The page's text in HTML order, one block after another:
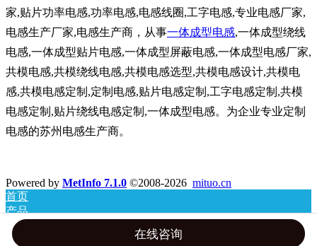
家,贴片功率电感,功率电感,电感线圈,工字电感,专业电感厂家,
电感生产厂家,电感生产商，从事一体成型电感,一体成型绕线
电感,一体成型贴片电感,一体成型屏蔽电感,一体成型电感厂家,
共模电感,共模绕线电感,共模电感选型,共模电感设计,共模电
感,共模电感定制,定制电感,贴片电感定制,工字电感定制,共模
电感定制,贴片绕线电感定制,一体成型电感。为企业专业定制
电感的苏州电感生产商。
Powered by MetInfo 7.1.0 ©2008-2026 mituo.cn
首页
产品
新闻
联系
在线咨询